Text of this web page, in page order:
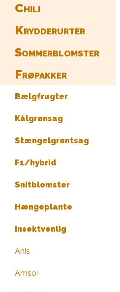
Chili
Krydderurter
Sommerblomster
Frøpakker
Bælgfrugter
Kålgrønsag
Stængelgrøntsag
F1/hybrid
Snitblomster
Hængeplante
Insektvenlig
Anis
Amsoi